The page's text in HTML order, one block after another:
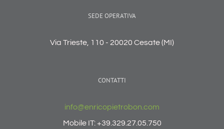
SEDE OPERATIVA
Via Trieste, 110 - 20020 Cesate (MI)
CONTATTI
info@enricopietrobon.com
Mobile IT: +39.329.27.05.750